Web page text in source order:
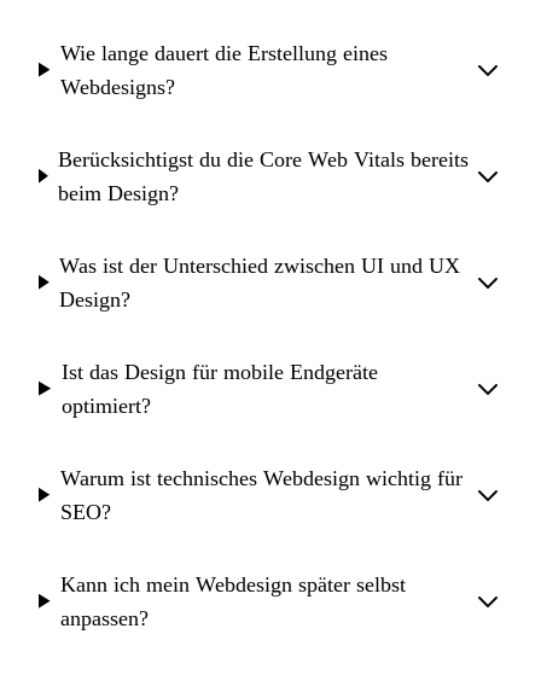
Wie lange dauert die Erstellung eines
Webdesigns?
Berücksichtigst du die Core Web Vitals bereits
beim Design?
Was ist der Unterschied zwischen UI und UX
Design?
Ist das Design für mobile Endgeräte
optimiert?
Warum ist technisches Webdesign wichtig für
SEO?
Kann ich mein Webdesign später selbst
anpassen?